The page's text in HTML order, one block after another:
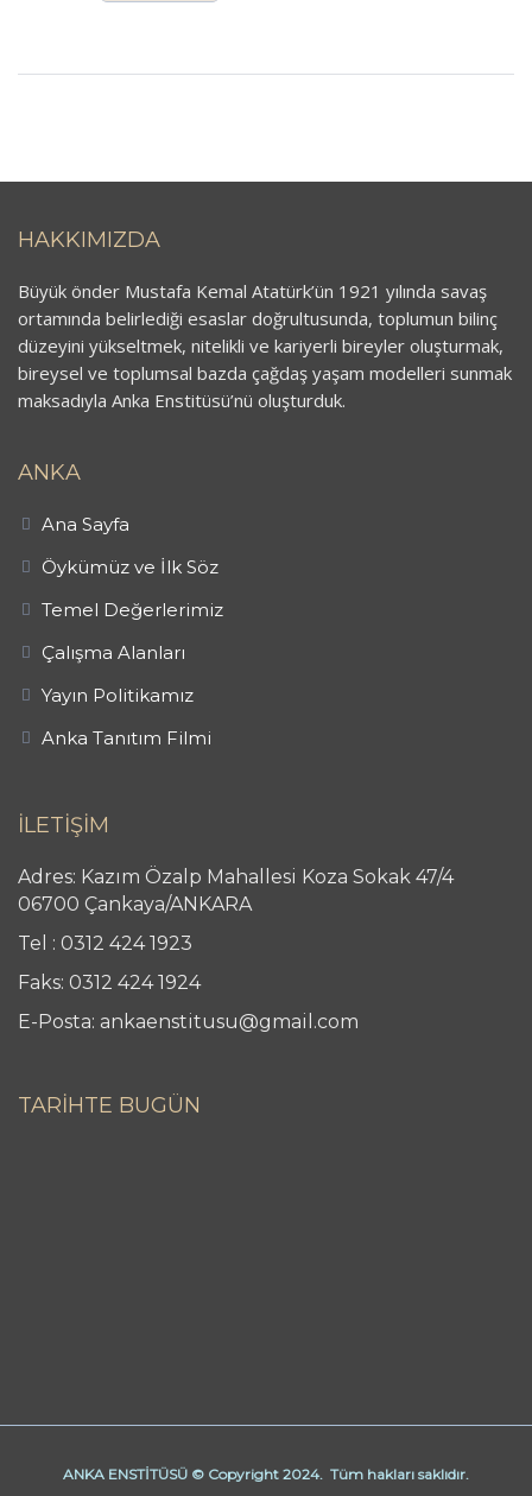
HAKKIMIZDA
Büyük önder Mustafa Kemal Atatürk’ün 1921 yılında savaş
ortamında belirlediği esaslar doğrultusunda, toplumun bilinç
düzeyini yükseltmek, nitelikli ve kariyerli bireyler oluşturmak,
bireysel ve toplumsal bazda çağdaş yaşam modelleri sunmak
maksadıyla Anka Enstitüsü’nü oluşturduk.
ANKA
Ana Sayfa
Öykümüz ve İlk Söz
Temel Değerlerimiz
Çalışma Alanları
Yayın Politikamız
Anka Tanıtım Filmi
İLETİŞİM
Adres: Kazım Özalp Mahallesi Koza Sokak 47/4
06700 Çankaya/ANKARA
Tel : 0312 424 1923
Faks: 0312 424 1924
E-Posta: ankaenstitusu@gmail.com
TARİHTE BUGÜN
ANKA ENSTİTÜSÜ © Copyright 2024. Tüm hakları saklıdır.